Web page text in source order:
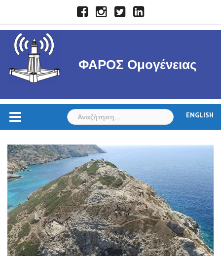
FacebookInstagramTwitterLinkedIn
ΦΑΡΟΣ Ομογένειας
ENGLISH
Αναζήτηση
για: